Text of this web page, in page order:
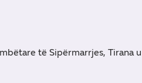
të Sipërmarrjes,